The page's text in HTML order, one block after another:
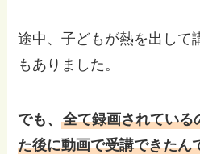
途中、子どもが熱を出して
もありました。
でも、全て録画されている
た後に動画で受講できたん